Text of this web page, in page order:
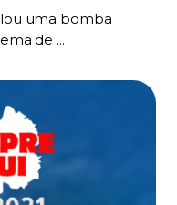
uma bomba
de ...